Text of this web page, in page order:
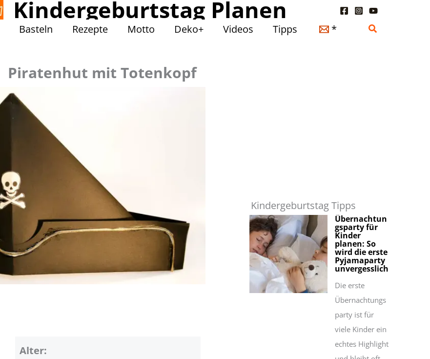
Kindergeburtstag Planen
Basteln Rezepte Motto Deko+ Videos Tipps * Suchen
Piratenhut mit Totenkopf
Alter:
Kindergeburtstag Tipps
Übernachtun
gsparty für
Kinder
planen: So
wird die erste
Pyjamaparty
unvergesslich
Die erste
Übernachtungs
party ist für
viele Kinder ein
echtes Highlight